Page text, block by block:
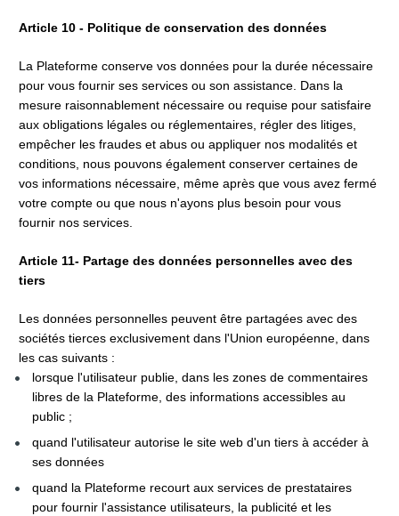
Article 10 - Politique de conservation des données
La Plateforme conserve vos données pour la durée nécessaire
pour vous fournir ses services ou son assistance. Dans la
mesure raisonnablement nécessaire ou requise pour satisfaire
aux obligations légales ou réglementaires, régler des litiges,
empêcher les fraudes et abus ou appliquer nos modalités et
conditions, nous pouvons également conserver certaines de
vos informations nécessaire, même après que vous avez fermé
votre compte ou que nous n'ayons plus besoin pour vous
fournir nos services.
Article 11- Partage des données personnelles avec des
tiers
Les données personnelles peuvent être partagées avec des
sociétés tierces exclusivement dans l'Union européenne, dans
les cas suivants :
lorsque l'utilisateur publie, dans les zones de commentaires
libres de la Plateforme, des informations accessibles au
public ;
quand l'utilisateur autorise le site web d'un tiers à accéder à
ses données
quand la Plateforme recourt aux services de prestataires
pour fournir l'assistance utilisateurs, la publicité et les